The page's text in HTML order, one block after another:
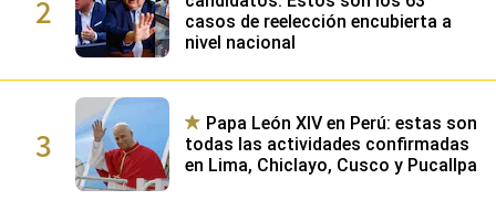
3
Papa León XIV en Perú: estas son
todas las actividades confirmadas
CONTENIDO SUGERIDO ContenidoGEC